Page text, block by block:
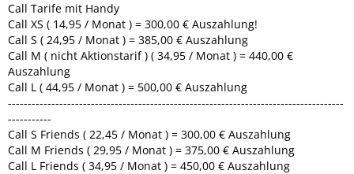
Call Tarife mit Handy
Call XS ( 14,95 / Monat ) = 300,00 € Auszahlung!
Call S ( 24,95 / Monat ) = 385,00 € Auszahlung
Call M ( nicht Aktionstarif ) ( 34,95 / Monat ) = 440,00 €
Auszahlung
Call L ( 44,95 / Monat ) = 500,00 € Auszahlung
-------------------------------------------------------------------------------------
-----------
Call S Friends ( 22,45 / Monat ) = 300,00 € Auszahlung
Call M Friends ( 29,95 / Monat ) = 375,00 € Auszahlung
Call L Friends ( 34,95 / Monat ) = 450,00 € Auszahlung